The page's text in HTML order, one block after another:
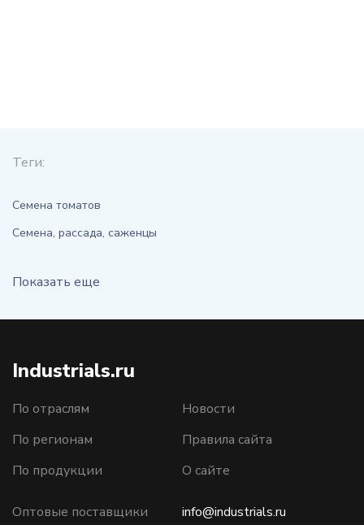
Теги:
Семена томатов
Семена, рассада, саженцы
Показать еще
Industrials.ru
По отраслям
По регионам
По продукции
Новости
Правила сайта
О сайте
Оптовые поставщики info@industrials.ru